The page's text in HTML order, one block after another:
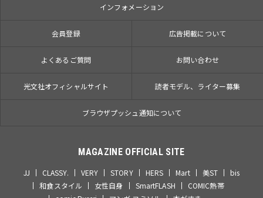
インフォメーション
会員登録 広告掲載について
よくあるご質問 お問い合わせ
光文社オフィシャルサイト 読者モデル、ライター募集
ブラウザプッシュ通知について
MAGAZINE OFFICIAL SITE
JJ CLASSY. VERY STORY HERS Mart 美ST
bis
和食スタイル
女性自身 SmartFLASH
COMIC熱帯